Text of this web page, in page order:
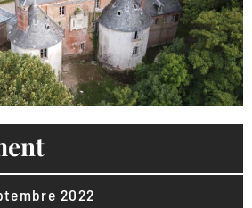
2022